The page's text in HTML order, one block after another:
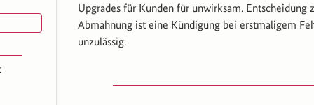
Upgrades für Kunden für unwirksam. Entscheidung
Abmahnung ist eine Kündigung bei erstmaligem
unzulässig.
bei